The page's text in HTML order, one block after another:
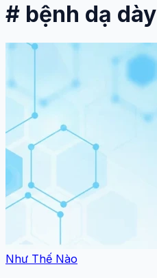
# bệnh dạ dày
Như Thế Nào